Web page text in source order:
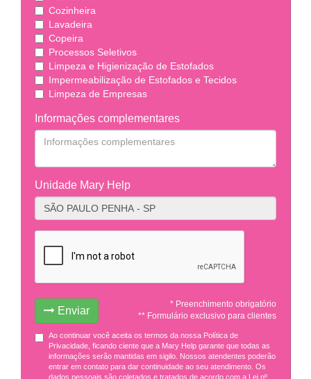
Cozinheira
Lavadeira
Copeira
Processos Seletivos
Limpeza e Higienização de Estofados
Impermeabilização de Estofados e Tecidos
Limpeza de Empresas
Informações complementares
Unidade Mary Help
Enviar
* Preenchimento obrigatório
** Formulário exclusivo para clientes
Ao continuar você aceita os termos da nossa Política de
Privacidade, ficando ciente que a Mary Help garante que todas as
informações serão mantidas em sigilo. Nossos atendentes poderão
entrar em contato para dar continuidade ao seu atendimento. Os
dados pessoais são coletados e tratados de acordo com a Lei nº